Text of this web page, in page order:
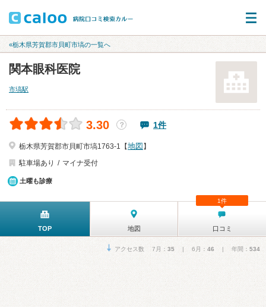
«栃木県芳賀郡市貝町市塙の一覧へ
関本眼科医院
市塙駅
3.30 ？ 1件
栃木県芳賀郡市貝町市塙1763-1【地図 】
駐車場あり
マイナ受付
土曜も診療
TOP 地図 口コミ
1件
アクセス数 7月： 35 | 6月： 46 | 年間： 534